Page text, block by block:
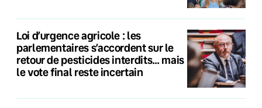
Loi d’urgence agricole : les
parlementaires s’accordent sur le
retour de pesticides interdits… mais
le vote final reste incertain